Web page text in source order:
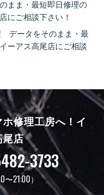
まま・最短即日修理の
にご相談下さい！
データをそのまま・最
ーアス高尾店にご相談
修理工房へ！ イ
尾店
3733
21:00）